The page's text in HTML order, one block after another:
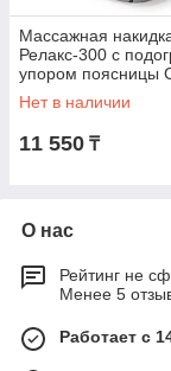
Массажная
Релакс-300 с
упором поясницы
Нет в наличии
11 550 ₸
О нас
Рейтинг не
Менее 5
Работает с